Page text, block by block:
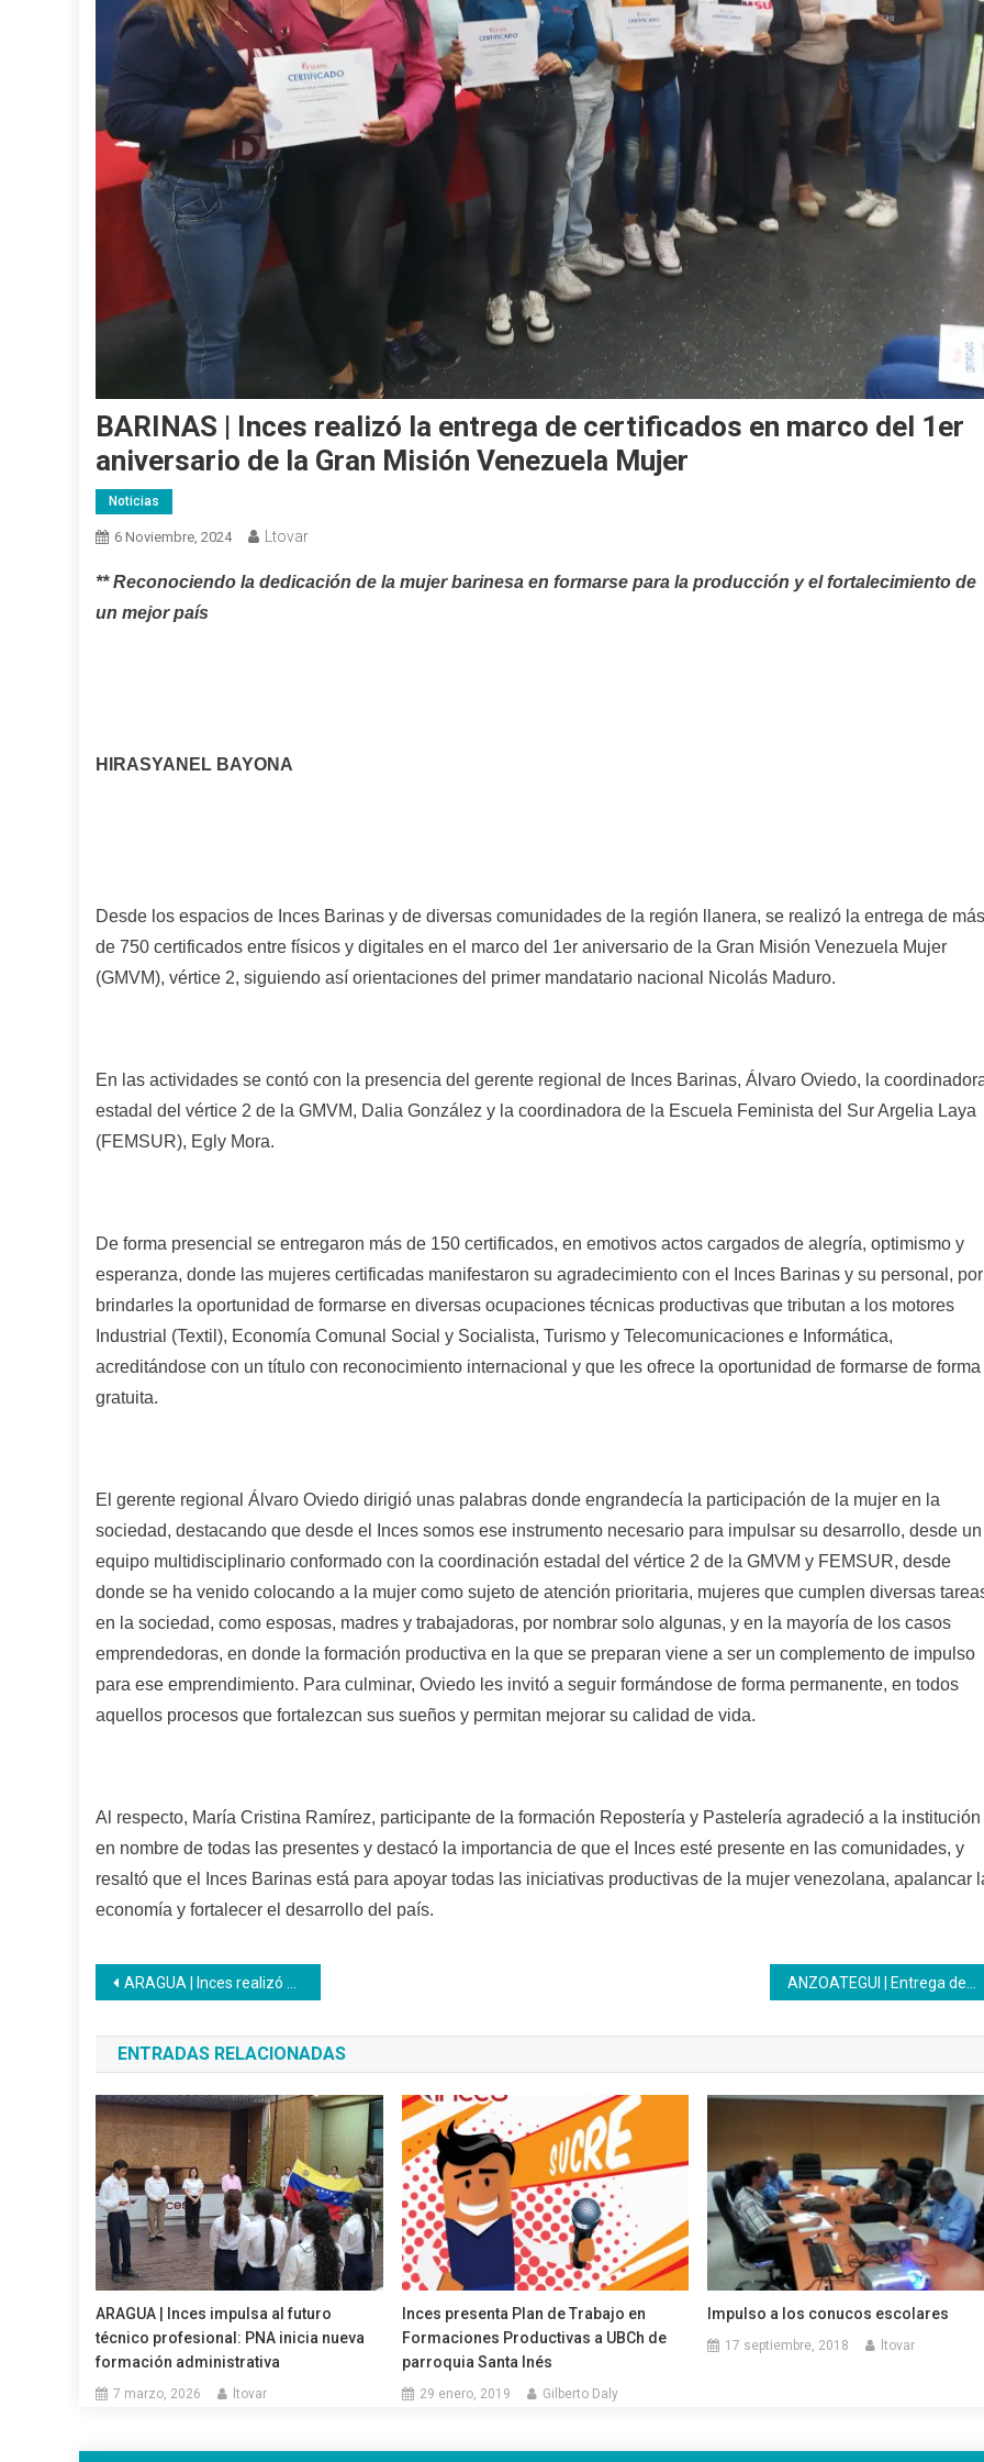
BARINAS | Inces realizó la entrega de certificados en marco del 1er
aniversario de la Gran Misión Venezuela Mujer
Noticias
6 Noviembre, 2024 Ltovar
** Reconociendo la dedicación de la mujer barinesa en formarse para la producción y el fortalecimiento de
un mejor país
HIRASYANEL BAYONA
Desde los espacios de Inces Barinas y de diversas comunidades de la región llanera, se realizó la entrega de más
de 750 certificados entre físicos y digitales en el marco del 1er aniversario de la Gran Misión Venezuela Mujer
(GMVM), vértice 2, siguiendo así orientaciones del primer mandatario nacional Nicolás Maduro.
En las actividades se contó con la presencia del gerente regional de Inces Barinas, Álvaro Oviedo, la
estadal del vértice 2 de la GMVM, Dalia González y la coordinadora de la Escuela Feminista del Sur Argelia Laya
(FEMSUR), Egly Mora.
De forma presencial se entregaron más de 150 certificados, en emotivos actos cargados de alegría, optimismo y
esperanza, donde las mujeres certificadas manifestaron su agradecimiento con el Inces Barinas y su personal, por
brindarles la oportunidad de formarse en diversas ocupaciones técnicas productivas que tributan a los motores
Industrial (Textil), Economía Comunal Social y Socialista, Turismo y Telecomunicaciones e Informática,
acreditándose con un título con reconocimiento internacional y que les ofrece la oportunidad de formarse de forma
gratuita.
El gerente regional Álvaro Oviedo dirigió unas palabras donde engrandecía la participación de la mujer en la
sociedad, destacando que desde el Inces somos ese instrumento necesario para impulsar su desarrollo, desde un
equipo multidisciplinario conformado con la coordinación estadal del vértice 2 de la GMVM y FEMSUR, desde
donde se ha venido colocando a la mujer como sujeto de atención prioritaria, mujeres que cumplen diversas
en la sociedad, como esposas, madres y trabajadoras, por nombrar solo algunas, y en la mayoría de los casos
emprendedoras, en donde la formación productiva en la que se preparan viene a ser un complemento de impulso
para ese emprendimiento. Para culminar, Oviedo les invitó a seguir formándose de forma permanente, en todos
aquellos procesos que fortalezcan sus sueños y permitan mejorar su calidad de vida.
Al respecto, María Cristina Ramírez, participante de la formación Repostería y Pastelería agradeció a la institución
en nombre de todas las presentes y destacó la importancia de que el Inces esté presente en las comunidades, y
resaltó que el Inces Barinas está para apoyar todas las iniciativas productivas de la mujer venezolana, apalancar
economía y fortalecer el desarrollo del país.
Navegación
de
entradas
ARAGUA | Inces realizó el taller Ninguna Adicción es Insignificante ANZOATEGUI | Entrega de certificados en el centro de formación Eulalia Buroz
ENTRADAS RELACIONADAS
ARAGUA | Inces impulsa al futuro
técnico profesional: PNA inicia nueva
formación administrativa
7 marzo, 2026 ltovar
Inces presenta Plan de Trabajo en
Formaciones Productivas a UBCh de
parroquia Santa Inés
29 enero, 2019 Gilberto Daly
Impulso a los conucos escolares
17 septiembre, 2018 ltovar